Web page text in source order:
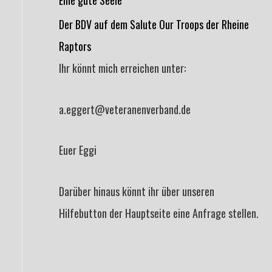
Der BDV auf dem Salute Our Troops der Rheine
Raptors
Ihr könnt mich erreichen unter:
a.eggert@veteranenverband.de
Euer Eggi
Darüber hinaus könnt ihr über unseren
Hilfebutton der Hauptseite eine Anfrage stellen.